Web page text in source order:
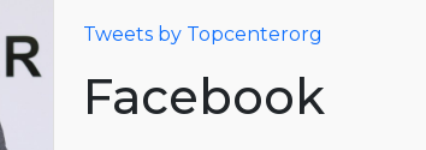
Tweets by Topcenterorg
Facebook